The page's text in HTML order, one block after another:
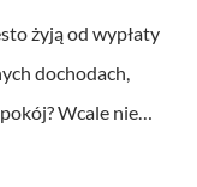
żyją od wypłaty
dochodach,
Wcale nie…